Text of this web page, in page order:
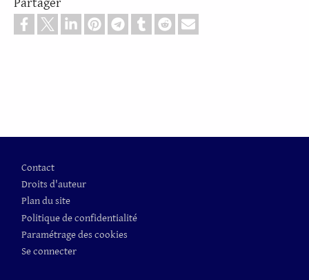
Contact
Droits d'auteur
Plan du site
Politique de confidentialité
Paramétrage des cookies
Se connecter